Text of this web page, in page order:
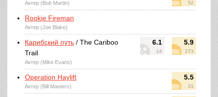
52
Актер (Bob Martin)
Rookie Fireman
Актер (Joe Blake)
6.1
14
5.9
273
Карибский путь / The Cariboo
Trail
Актер (Mike Evans)
5.5
31
Operation Haylift
Актер (Bill Masters)